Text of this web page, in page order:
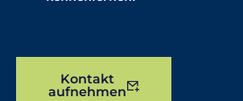
Kontakt
aufnehmen